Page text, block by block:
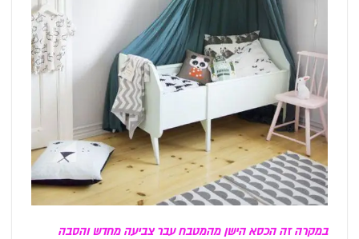
במקרה זה הכסא הישן מהמטבח עבר צביעה מחדש והסבה